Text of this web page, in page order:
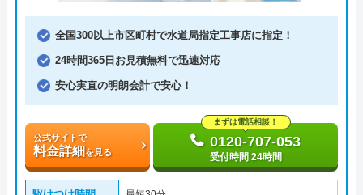
全国300以上市区町村で水道局指定工事店に指定！
24時間365日お見積無料で迅速対応
安心実直の明朗会計で安心！
公式サイトで
料金詳細を見る
まずは電話相談！
0120-707-053
受付時間 24時間